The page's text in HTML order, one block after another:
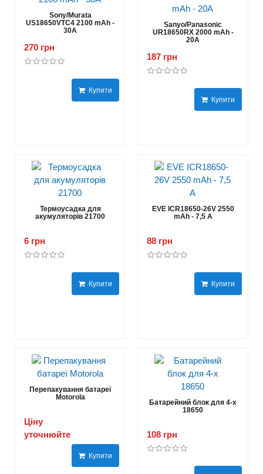
Sony/Murata
US18650VTC4 2100 mAh -
30А
270 грн
Купити
Sanyo/Panasonic
UR18650RX 2000 mAh -
20А
187 грн
Купити
Термоусадка для
акумуляторів 21700
6 грн
Купити
EVE ICR18650-26V 2550
mAh - 7,5 А
88 грн
Купити
Перепакування батареї
Motorola
Ціну
уточнюйте
Купити
Батарейний блок для 4-х
18650
108 грн